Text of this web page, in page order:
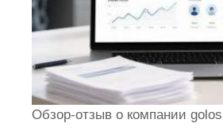
Обзор-отзыв о компании